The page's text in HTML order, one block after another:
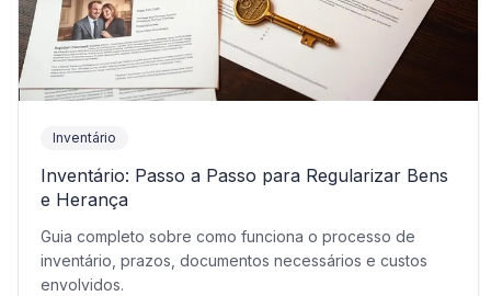
Inventário
Inventário: Passo a Passo para Regularizar Bens
e Herança
Guia completo sobre como funciona o processo de
inventário, prazos, documentos necessários e custos
envolvidos.